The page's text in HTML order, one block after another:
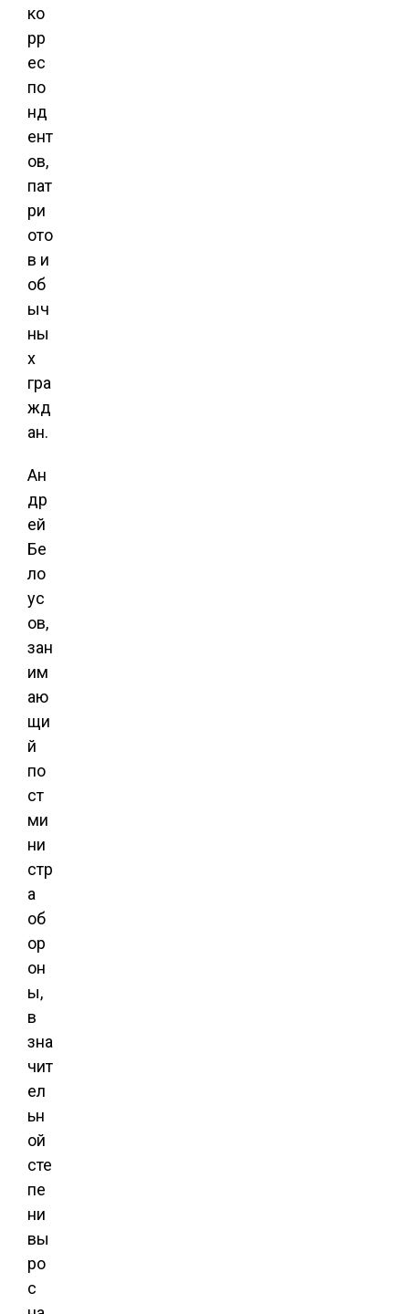
ко
рр
ес
по
нд
ент
ов,
пат
ри
ото
в и
об
ыч
ны
х
гра
жд
ан.
Ан
др
ей
Бе
ло
ус
ов,
зан
им
аю
щи
й
по
ст
ми
ни
стр
а
об
ор
он
ы,
в
зна
чит
ел
ьн
ой
сте
пе
ни
вы
ро
с